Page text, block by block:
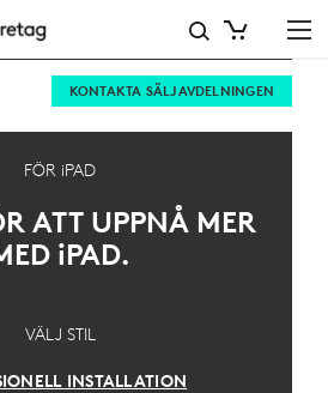
KONTAKTA SÄLJAVDELNINGEN
FÖR iPAD
ATT UPPNÅ MER
iPAD.
VÄLJ STIL
INSTALLATION